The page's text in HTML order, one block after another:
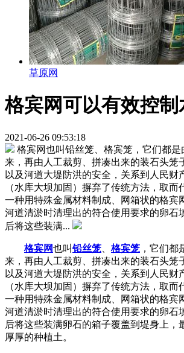
草原网
格宾网可以有效控制
2021-06-26 09:53:18
格宾网也叫铅丝笼、格宾笼，它们都是
来，再由人工裁剪、拼凑出来的装石头笼
以及河道大堤防洪的安全，关系到人民财
（水库大坝加固）摒弃了传统方法，取而
一种用特殊金属材料制成、网箱状的格宾
河道清淤时清理出的符合使用要求的卵石
后将这些装满...
格宾网也叫铅丝笼 格宾笼 ，它们都
来，再由人工裁剪、拼凑出来的装石头笼
以及河道大堤防洪的安全，关系到人民财
（水库大坝加固）摒弃了传统方法，取而
一种用特殊金属材料制成、网箱状的格宾
河道清淤时清理出的符合使用要求的卵石
后将这些装满卵石的箱子覆盖到堤身上，
厚厚的种植土。